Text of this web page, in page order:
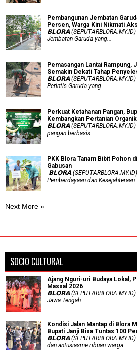
Pembangunan Jembatan
Persen, Warga Kini Nikmati
𝗕𝗟𝗢𝗥𝗔
Jembatan Garuda yang...
Pemasangan Lantai Rampung,
Semakin Dekati Tahap
𝗕𝗟𝗢𝗥𝗔
Perintis Garuda yang...
​Perkuat Ketahanan Pangan,
Kembangkan Pertanian Organik
𝗕𝗟𝗢𝗥𝗔
pangan berbasis...
PKK Blora Tanam Bibit Pohon
Gabusan
𝗕𝗟𝗢𝗥𝗔
Pemberdayaan dan
Next More »
SOCIO CULTURAL
Ajang Nguri-uri Budaya Lokal,
Massal 2026
𝗕𝗟𝗢𝗥𝗔
Jawa Tengah...
Kondisi Jalan Mantap di Blora
Bupati Janji Bisa Tuntas 100
𝗕𝗟𝗢𝗥𝗔
dan antusiasme ribuan warga...